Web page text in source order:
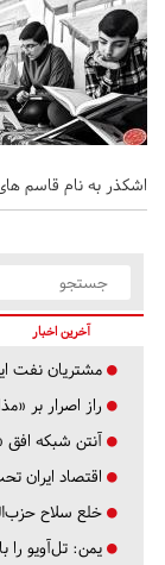
اشکذر به نام قاسم
آخرین اخبار
مشتریان نفت ایران در ۷ سال
راز اصرار بر
آنتن شبکه
اقتصاد ایران
خلع سلاح
یمن: تل‌آویو